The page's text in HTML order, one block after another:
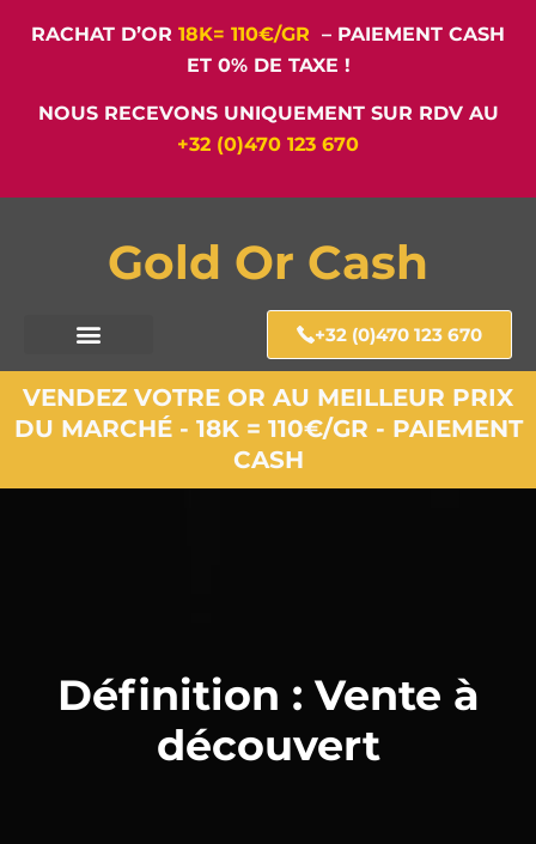
RACHAT D’OR 18K= 110€/GR – PAIEMENT CASH
ET 0% DE TAXE !
NOUS RECEVONS UNIQUEMENT SUR RDV AU
+32 (0)470 123 670
Gold Or Cash
+32 (0)470 123 670
VENDEZ VOTRE OR AU MEILLEUR PRIX
DU MARCHÉ - 18K = 110€/GR - PAIEMENT
CASH
Définition : Vente à
découvert